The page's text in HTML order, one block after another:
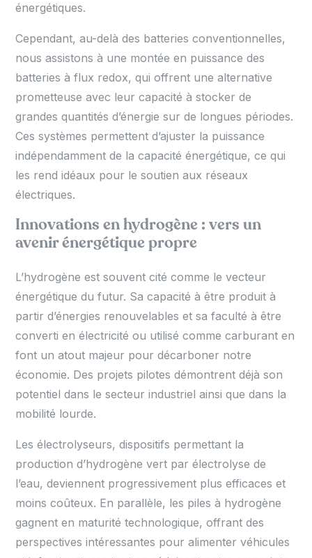
énergétiques.
Cependant, au-delà des batteries conventionnelles,
nous assistons à une montée en puissance des
batteries à flux redox, qui offrent une alternative
prometteuse avec leur capacité à stocker de
grandes quantités d’énergie sur de longues périodes.
Ces systèmes permettent d’ajuster la puissance
indépendamment de la capacité énergétique, ce qui
les rend idéaux pour le soutien aux réseaux
électriques.
Innovations en hydrogène : vers un
avenir énergétique propre
L’hydrogène est souvent cité comme le vecteur
énergétique du futur. Sa capacité à être produit à
partir d’énergies renouvelables et sa faculté à être
converti en électricité ou utilisé comme carburant en
font un atout majeur pour décarboner notre
économie. Des projets pilotes démontrent déjà son
potentiel dans le secteur industriel ainsi que dans la
mobilité lourde.
Les électrolyseurs, dispositifs permettant la
production d’hydrogène vert par électrolyse de
l’eau, deviennent progressivement plus efficaces et
moins coûteux. En parallèle, les piles à hydrogène
gagnent en maturité technologique, offrant des
perspectives intéressantes pour alimenter véhicules